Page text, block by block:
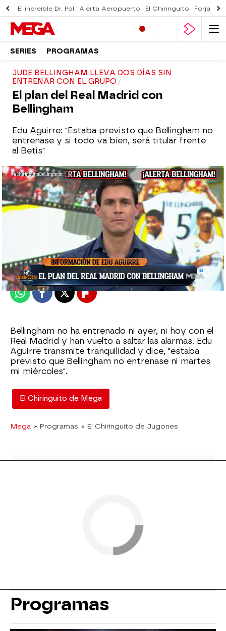
El increíble Dr. Pol Alerta Aeropuerto El Chiringuito Forjado
SERIES PROGRAMAS
JUDE BELLINGHAM LLEVA DOS DÍAS SIN
ENTRENAR CON EL GRUPO
El plan del Real Madrid con
Bellingham
Edu Aguirre: "Estaba previsto que Bellingham no
entrenase y si todo va bien, será titular frente
al Betis"
Publicado:07 de diciembre de 2023, 01:49
WhatsappFacebook
X Flipboard
Bellingham no ha entrenado ni ayer, ni hoy con el
Real Madrid y han vuelto a saltar las alarmas. Edu
Aguirre transmite tranquilidad y dice, "estaba
previsto que Bellingham no entrenase ni martes
mi miércoles".
El Chiringuito de Mega
Mega » Programas » El Chiringuito de Jugones
Programas